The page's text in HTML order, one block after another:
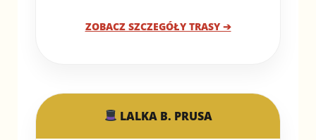
ZOBACZ SZCZEGÓŁY TRASY ➔
LALKA B. PRUSA